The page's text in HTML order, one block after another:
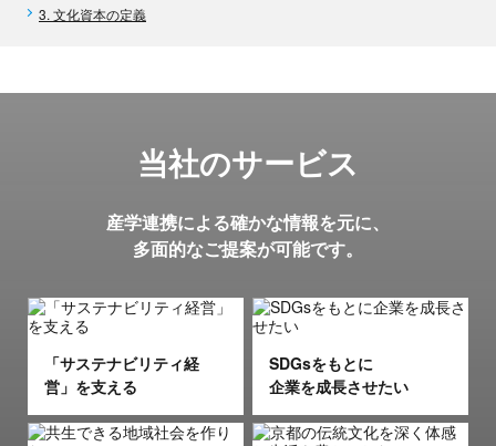
3. 文化資本の定義
当社のサービス
産学連携による確かな情報を元に、
多面的なご提案が可能です。
「サステナビリティ経
営」を支える
SDGsをもとに
企業を成長させたい